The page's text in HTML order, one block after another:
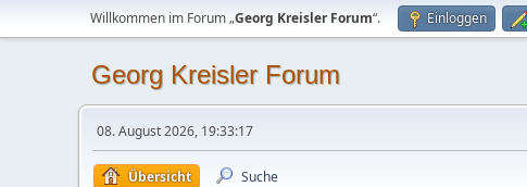
Willkommen im Forum „Georg Kreisler Forum“. Einloggen
Georg Kreisler Forum
08. August 2026, 19:33:17
Übersicht Suche